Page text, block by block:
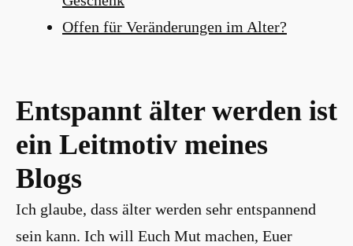
Offen für Veränderungen im Alter?
Entspannt älter werden ist
ein Leitmotiv meines
Blogs
Ich glaube, dass älter werden sehr entspannend
sein kann. Ich will Euch Mut machen, Euer